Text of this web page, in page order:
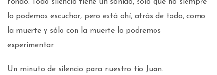
fondo. Todo silencio tiene un sonido, sólo que no siempre
lo podemos escuchar, pero está ahí, atrás de todo, como
la muerte y sólo con la muerte lo podremos
experimentar.
Un minuto de silencio para nuestro tío Juan.